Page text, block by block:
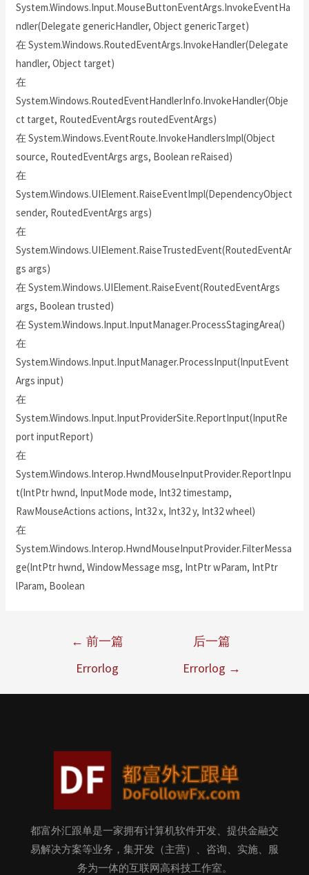
System.Windows.Input.MouseButtonEventArgs.InvokeEventHa
ndler(Delegate genericHandler, Object genericTarget)
在 System.Windows.RoutedEventArgs.InvokeHandler(Delegate
handler, Object target)
在
System.Windows.RoutedEventHandlerInfo.InvokeHandler(Obje
ct target, RoutedEventArgs routedEventArgs)
在 System.Windows.EventRoute.InvokeHandlersImpl(Object
source, RoutedEventArgs args, Boolean reRaised)
在
System.Windows.UIElement.RaiseEventImpl(DependencyObject
sender, RoutedEventArgs args)
在
System.Windows.UIElement.RaiseTrustedEvent(RoutedEventAr
gs args)
在 System.Windows.UIElement.RaiseEvent(RoutedEventArgs
args, Boolean trusted)
在 System.Windows.Input.InputManager.ProcessStagingArea()
在
System.Windows.Input.InputManager.ProcessInput(InputEvent
Args input)
在
System.Windows.Input.InputProviderSite.ReportInput(InputRe
port inputReport)
在
System.Windows.Interop.HwndMouseInputProvider.ReportInpu
t(IntPtr hwnd, InputMode mode, Int32 timestamp,
RawMouseActions actions, Int32 x, Int32 y, Int32 wheel)
在
System.Windows.Interop.HwndMouseInputProvider.FilterMessa
ge(IntPtr hwnd, WindowMessage msg, IntPtr wParam, IntPtr
lParam, Boolean
← 前一篇
Errorlog
后一篇
Errorlog →
都富外汇跟单是一家拥有计算机软件开发、提供金融交
易解决方案等业务，集开发（主营）、咨询、实施、服
务为一体的互联网高科技工作室。